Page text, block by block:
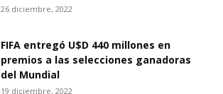
26 diciembre, 2022
FIFA entregó U$D 440 millones en
premios a las selecciones ganadoras
del Mundial
19 diciembre, 2022